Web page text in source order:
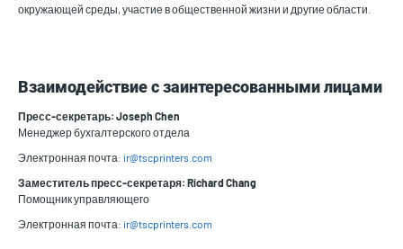
окружающей среды, участие в общественной жизни и другие области.
Взаимодействие с заинтересованными лицами
Пресс-секретарь: Joseph Chen
Менеджер бухгалтерского отдела
Электронная почта: ir@tscprinters.com
Заместитель пресс-секретаря: Richard Chang
Помощник управляющего
Электронная почта: ir@tscprinters.com